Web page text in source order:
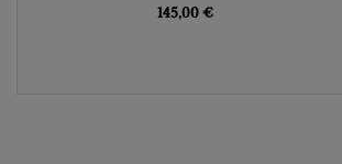
145,00 €